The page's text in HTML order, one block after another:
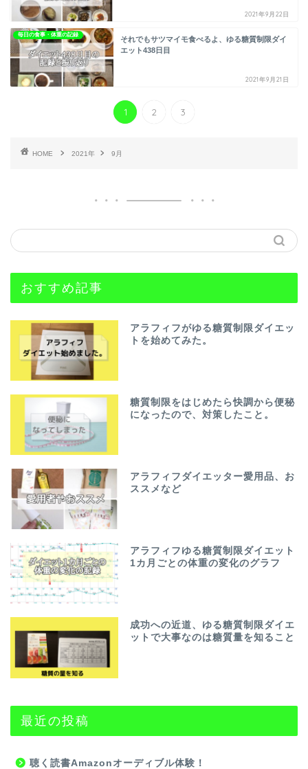
2021年9月22日
毎日の食事・体重の記録
それでもサツマイモ食べるよ、ゆる糖質制限ダイ
エット438日目
2021年9月21日
1 2 3
HOME 2021年 9月
おすすめ記事
アラフィフがゆる糖質制限ダイエッ
トを始めてみた。
糖質制限をはじめたら快調から便秘
になったので、対策したこと。
アラフィフダイエッター愛用品、お
ススメなど
アラフィフゆる糖質制限ダイエット
1カ月ごとの体重の変化のグラフ
成功への近道、ゆる糖質制限ダイエ
ットで大事なのは糖質量を知ること
最近の投稿
聴く読書Amazonオーディブル体験！